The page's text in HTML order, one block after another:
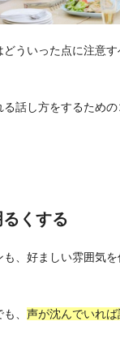
ういった点に注意す
話し方をするための
くする
、好ましい雰囲気
、 声が沈んでいれ